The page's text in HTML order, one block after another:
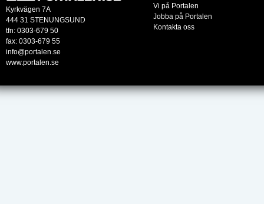
Kyrkvägen 7A
444 31 STENUNGSUND
tfn: 0303-679 50
fax: 0303-679 55
info@portalen.se
www.portalen.se
Vi på Portalen
Jobba på Portalen
Kontakta oss